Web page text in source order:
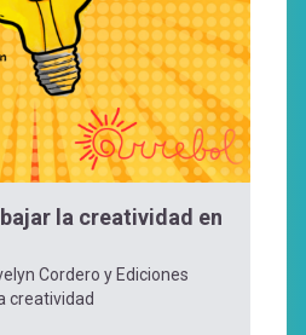
la creatividad en
Cordero y Ediciones
creatividad